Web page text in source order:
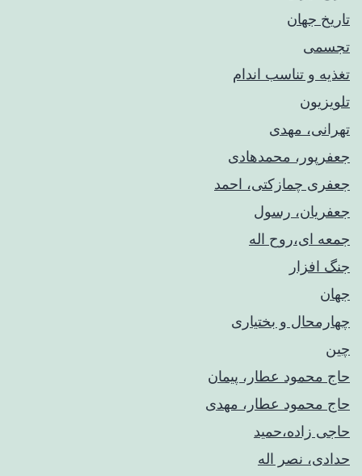
تاریخ جهان
تجسمی
تغذیه و تناسب اندام
تلویزیون
تهرانی، مهدی
جعفرپور، محمدهادی
جعفری چمازکتی، احمد
جعفریان، رسول
جمعه ای،روح اله
جنگ افزار
جهان
چهارمحال و بختیاری
چین
حاج محمود عطار، پیمان
حاج محمود عطار، مهدی
حاجی زاده،حمید
حدادی، نصر اله